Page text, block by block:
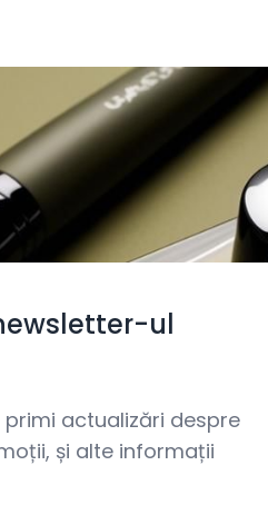
ul
actualizări despre
și alte informații